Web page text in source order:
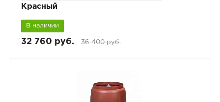
Красный
В наличии
32 760 руб. 36 400 руб.